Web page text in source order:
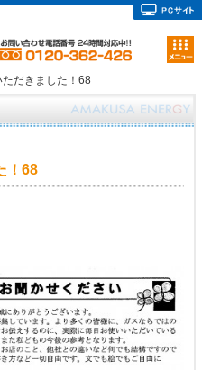
だきました！68
！68